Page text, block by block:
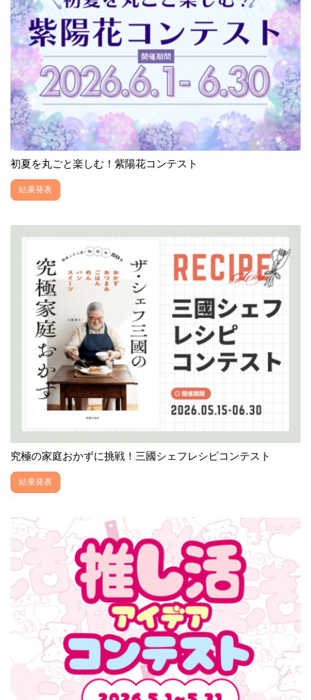
初夏を丸ごと楽しむ！紫陽花コンテスト
結果発表
究極の家庭おかずに挑戦！三國シェフレシピコンテスト
結果発表